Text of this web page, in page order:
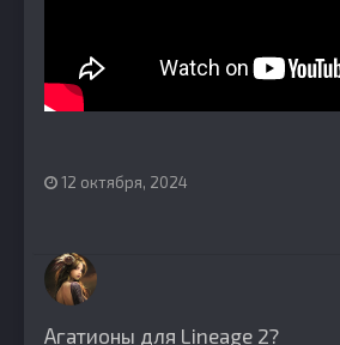
12 октября, 2024
Агатионы для Lineage 2?